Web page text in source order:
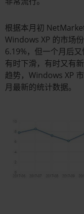
根据本月初
Windows XP 的市场
6.19%，但一个月后
有时下滑，有时又有
趋势，Windows XP
月最新的统计数据。